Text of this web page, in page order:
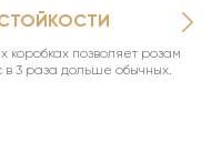
позволяет розам
в 3 раза дольше обычных.